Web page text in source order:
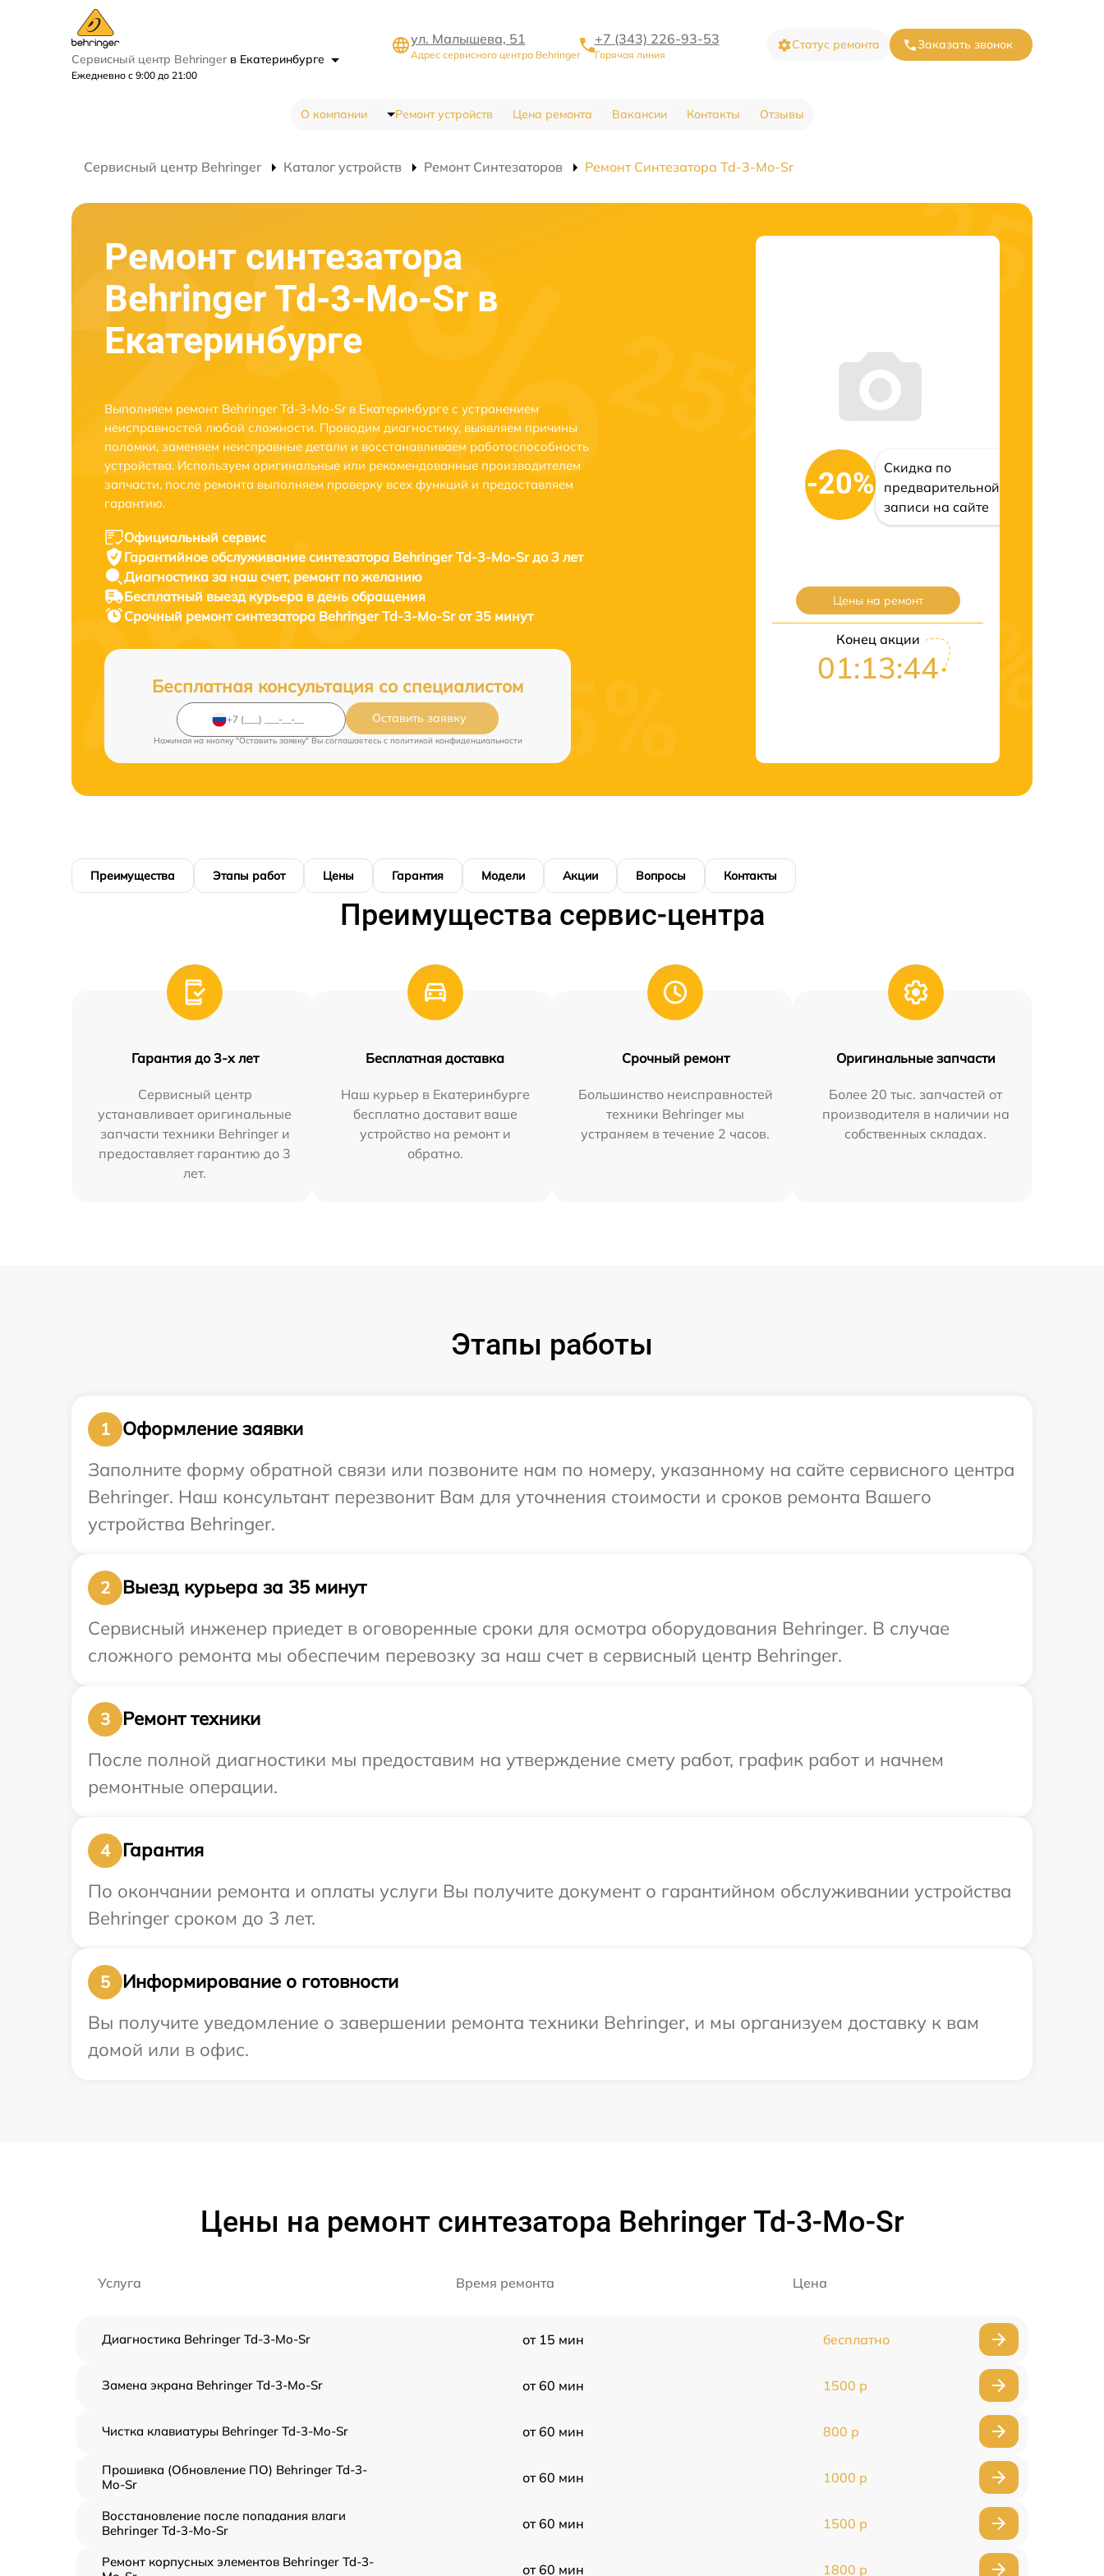
Сервисный центр Behringer в Екатеринбурге
Ежедневно с 9:00 до 21:00
ул. Малышева, 51
Адрес сервисного центра Behringer
+7 (343) 226-93-53
Горячая линия
Статус ремонта Заказать звонок
О компании Ремонт устройств Цена ремонта Вакансии Контакты Отзывы
Сервисный центр Behringer Каталог устройств Ремонт Синтезаторов Ремонт Синтезатора Td-3-Mo-Sr
Ремонт синтезатора
Behringer Td-3-Mo-Sr в
Екатеринбурге
Выполняем ремонт Behringer Td-3-Mo-Sr в Екатеринбурге с устранением
неисправностей любой сложности. Проводим диагностику, выявляем причины
поломки, заменяем неисправные детали и восстанавливаем работоспособность
устройства. Используем оригинальные или рекомендованные производителем
запчасти, после ремонта выполняем проверку всех функций и предоставляем
гарантию.
Официальный сервис
Гарантийное обслуживание синтезатора Behringer Td-3-Mo-Sr до 3 лет
Диагностика за наш счет, ремонт по желанию
Бесплатный выезд курьера в день обращения
Срочный ремонтсинтезатора Behringer Td-3-Mo-Sr от 35 минут
Бесплатная консультация со специалистом
Оставить заявку
Нажимая на кнопку "Оставить заявку" Вы соглашаетесь c политикой конфиденциальности
-20%
Скидка по
предварительной
записи на сайте
Цены на ремонт
Конец акции
01:13:43
Преимущества Этапы работ Цены Гарантия Модели Акции Вопросы Контакты
Преимущества сервис-центра
Гарантия до 3-х лет
Сервисный центр
устанавливает оригинальные
запчасти техники Behringer и
предоставляет гарантию до 3
лет.
Бесплатная доставка
Наш курьер в Екатеринбурге
бесплатно доставит ваше
устройство на ремонт и
обратно.
Срочный ремонт
Большинство неисправностей
техники Behringer мы
устраняем в течение 2 часов.
Оригинальные запчасти
Более 20 тыс. запчастей от
производителя в наличии на
собственных складах.
Этапы работы
1
Оформление заявки
Заполните форму обратной связи или позвоните нам по номеру, указанному на сайте сервисного центра
Behringer. Наш консультант перезвонит Вам для уточнения стоимости и сроков ремонта Вашего
устройства Behringer.
2
Выезд курьера за 35 минут
Сервисный инженер приедет в оговоренные сроки для осмотра оборудования Behringer. В случае
сложного ремонта мы обеспечим перевозку за наш счет в сервисный центр Behringer.
3
Ремонт техники
После полной диагностики мы предоставим на утверждение смету работ, график работ и начнем
ремонтные операции.
4
Гарантия
По окончании ремонта и оплаты услуги Вы получите документ о гарантийном обслуживании устройства
Behringer сроком до 3 лет.
5
Информирование о готовности
Вы получите уведомление о завершении ремонта техники Behringer, и мы организуем доставку к вам
домой или в офис.
Цены на ремонт синтезатора Behringer Td-3-Mo-Sr
Услуга Время ремонта Цена
Диагностика Behringer Td-3-Mo-Sr от 15 мин бесплатно
Замена экрана Behringer Td-3-Mo-Sr от 60 мин 1500 р
Чистка клавиатуры Behringer Td-3-Mo-Sr от 60 мин 800 р
Прошивка (Обновление ПО) Behringer Td-3-
Mo-Sr
от 60 мин 1000 р
Восстановление после попадания влаги
Behringer Td-3-Mo-Sr
от 60 мин 1500 р
Ремонт корпусных элементов Behringer Td-3-
от 60 мин 1800 р